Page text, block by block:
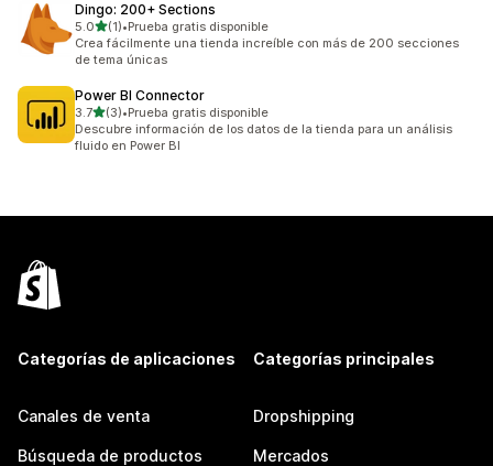
Dingo: 200+ Sections
5.0de 5 estrellas
(1)
1 reseñas en total
•Prueba gratis disponible
Crea fácilmente una tienda increíble con más de 200 secciones
de tema únicas
Power BI Connector
3.7de 5 estrellas
(3)
3 reseñas en total
•Prueba gratis disponible
Descubre información de los datos de la tienda para un análisis
fluido en Power BI
Categorías de aplicaciones
Canales de venta
Búsqueda de productos
Categorías principales
Dropshipping
Mercados